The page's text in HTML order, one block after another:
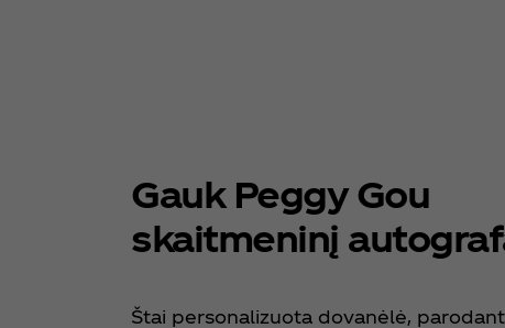
Gauk Peggy Gou
skaitmeninį
Štai personalizuota dovanėlė,